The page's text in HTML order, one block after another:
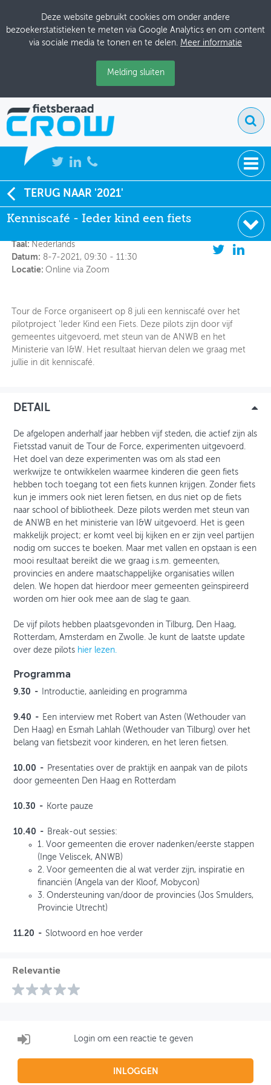
Deze website gebruikt cookies om onder andere
bezoekerstatistieken te meten via Google Analytics en om content
via sociale media te tonen en te delen. Meer informatie
Melding sluiten
NIEUWS
BIJEENKOMSTEN
KENNISBANK
ADRESSENBOEK
THEMASITES
MIJN PROFIEL
TERUG NAAR '2021'
Kenniscafé - Ieder kind een fiets
Kenniscafé - Ieder kind een fiets
Taal: Nederlands
Datum: 8-7-2021, 09:30 - 11:30
Locatie: Online via Zoom
Tour de Force organiseert op 8 juli een kenniscafé over het
pilotproject 'Ieder Kind een Fiets. Deze pilots zijn door vijf
gemeentes uitgevoerd, met steun van de ANWB en het
Ministerie van I&W. Het resultaat hiervan delen we graag met
jullie in dit kenniscafé.
DETAIL
De afgelopen anderhalf jaar hebben vijf steden, die actief zijn als
Fietsstad vanuit de Tour de Force, experimenten uitgevoerd.
Het doel van deze experimenten was om als stad een
werkwijze te ontwikkelen waarmee kinderen die geen fiets
hebben toch toegang tot een fiets kunnen krijgen. Zonder fiets
kun je immers ook niet leren fietsen, en dus niet op de fiets
naar school of bibliotheek. Deze pilots werden met steun van
de ANWB en het ministerie van I&W uitgevoerd. Het is geen
makkelijk project; er komt veel bij kijken en er zijn veel partijen
nodig om succes te boeken. Maar met vallen en opstaan is een
mooi resultaat bereikt die we graag i.s.m. gemeenten,
provincies en andere maatschappelijke organisaties willen
delen. We hopen dat hierdoor meer gemeenten geïnspireerd
worden om hier ook mee aan de slag te gaan.
De vijf pilots hebben plaatsgevonden in Tilburg, Den Haag,
Rotterdam, Amsterdam en Zwolle. Je kunt de laatste update
over deze pilots hier lezen.
Programma
9.30 - Introductie, aanleiding en programma
9.40 - Een interview met Robert van Asten (Wethouder van
Den Haag) en Esmah Lahlah (Wethouder van Tilburg) over het
belang van fietsbezit voor kinderen, en het leren fietsen.
10.00 - Presentaties over de praktijk en aanpak van de pilots
door gemeenten Den Haag en Rotterdam
10.30 - Korte pauze
10.40 - Break-out sessies:
1. Voor gemeenten die erover nadenken/eerste stappen
(Inge Veliscek, ANWB)
2. Voor gemeenten die al wat verder zijn, inspiratie en
financiën (Angela van der Kloof, Mobycon)
3. Ondersteuning van/door de provincies (Jos Smulders,
Provincie Utrecht)
11.20 - Slotwoord en hoe verder
Relevantie
Login om een reactie te geven
INLOGGEN